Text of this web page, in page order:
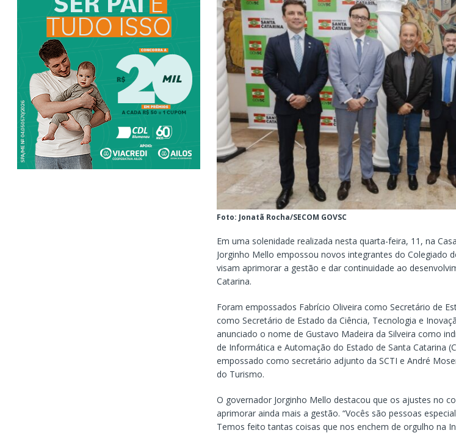
Foto: Jonatã Rocha/SECOM GOVSC
Em uma solenidade realizada nesta quarta-feira, 11, na
Jorginho Mello empossou novos integrantes do Colegiado
visam aprimorar a gestão e dar continuidade ao
Catarina.
Foram empossados Fabrício Oliveira como Secretário de
como Secretário de Estado da Ciência, Tecnologia e
anunciado o nome de Gustavo Madeira da Silveira como
de Informática e Automação do Estado de Santa Catarina
empossado como secretário adjunto da SCTI e André
do Turismo.
O governador Jorginho Mello destacou que os ajustes no
aprimorar ainda mais a gestão. “Vocês são pessoas
Temos feito tantas coisas que nos enchem de orgulho na